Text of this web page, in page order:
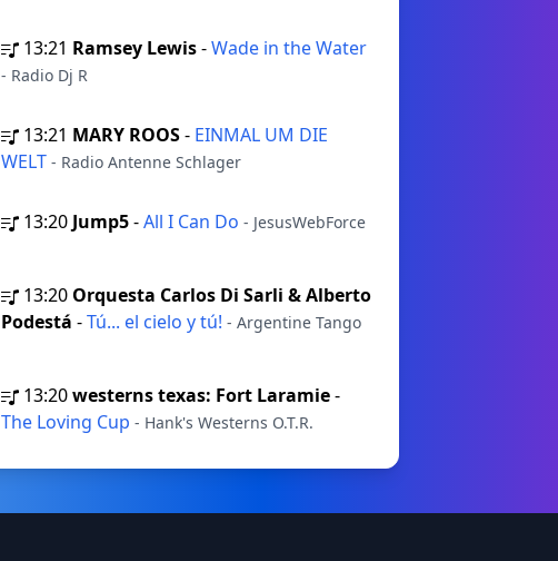
13:21 Ramsey Lewis-Wade in the Water
- Radio Dj R
13:21 MARY ROOS- EINMAL UM DIE
WELT - Radio Antenne Schlager
13:20 Jump5-All I Can Do - JesusWebForce
13:20 Orquesta Carlos Di Sarli & Alberto
Podestá -Tú... el cielo y tú! - Argentine Tango
13:20westerns texas: Fort Laramie-
The Loving Cup - Hank's Westerns O.T.R.